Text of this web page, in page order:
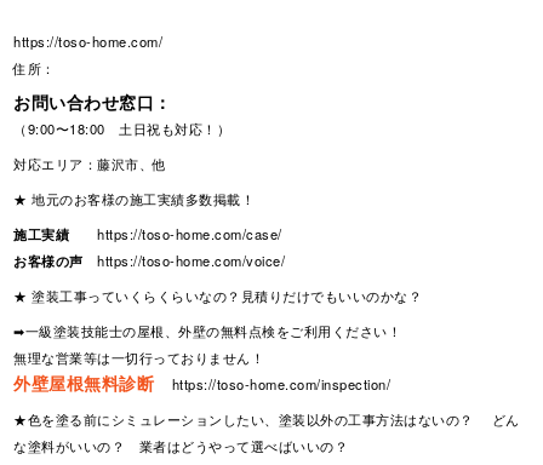
https://toso-home.com/
住所：
お問い合わせ窓口：
（9:00〜18:00 土日祝も対応！）
対応エリア：藤沢市、他
★ 地元のお客様の施工実績多数掲載！
施工実績
https://toso-home.com/case/
お客様の声
https://toso-home.com/voice/
★ 塗装工事っていくらくらいなの？見積りだけでもいいのかな？
➡一級塗装技能士の屋根、外壁の無料点検をご利用ください！
無理な営業等は一切行っておりません！
外壁屋根無料診断
https://toso-home.com/inspection/
★色を塗る前にシミュレーションしたい、塗装以外の工事方法はないの？ どん
な塗料がいいの？ 業者はどうやって選べばいいの？